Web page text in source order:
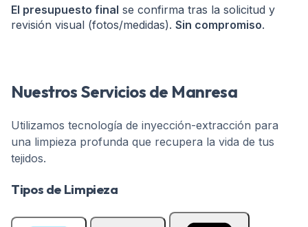
Sofá 4 Plazas Chaiselongue
Sofá 5 Plazas
El presupuesto final se confirma tras la solicitud y
revisión visual (fotos/medidas). Sin compromiso.
Nuestros Servicios de Manresa
Utilizamos tecnología de inyección-extracción para
una limpieza profunda que recupera la vida de tus
tejidos.
Servicio profesional de limpieza a domicilio en
Tipos de Limpieza
Seleccione una category para ver los servicios